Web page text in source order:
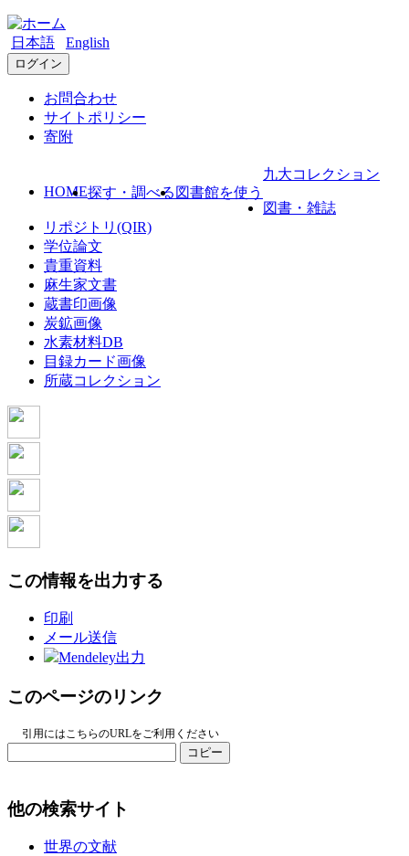
日本語 English
ログイン
お問合わせ
サイトポリシー
寄附
HOME探す・調べる 図書館を使う
九大コレクション
図書・雑誌
リポジトリ(QIR)
学位論文
貴重資料
麻生家文書
蔵書印画像
炭鉱画像
水素材料DB
目録カード画像
所蔵コレクション
この情報を出力する
印刷
メール送信
Mendeley出力
このページのリンク
引用にはこちらのURLをご利用ください
コピー
他の検索サイト
世界の文献